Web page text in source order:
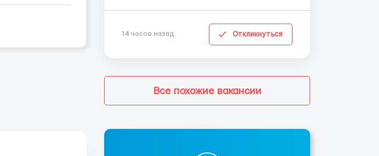
14 часов назад Откликнуться
Все похожие вакансии